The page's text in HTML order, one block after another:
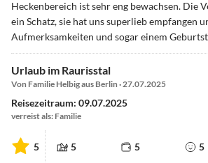
Heckenbereich ist sehr eng bewachsen. Die
ein Schatz, sie hat uns superlieb empfangen
Aufmerksamkeiten und sogar einem
Urlaub im Raurisstal
Von Familie Helbig aus Berlin · 27.07.2025
Reisezeitraum: 09.07.2025
verreist als: Familie
5 5 5 5